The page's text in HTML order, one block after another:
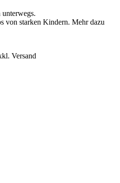
von starken Kindern. Mehr dazu
Versand